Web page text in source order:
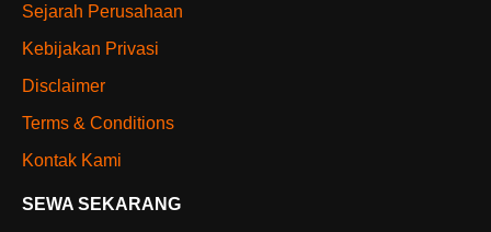
Sejarah Perusahaan
Kebijakan Privasi
Disclaimer
Terms & Conditions
Kontak Kami
SEWA SEKARANG